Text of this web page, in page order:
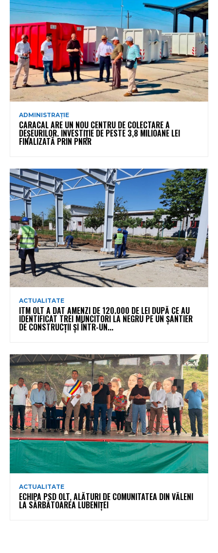
ADMINISTRAȚIE
CARACAL ARE UN NOU CENTRU DE COLECTARE A
DEȘEURILOR. INVESTIȚIE DE PESTE 3,8 MILIOANE LEI
FINALIZATĂ PRIN PNRR
ACTUALITATE
ITM OLT A DAT AMENZI DE 120.000 DE LEI DUPĂ CE AU
IDENTIFICAT TREI MUNCITORI LA NEGRU PE UN ȘANTIER
DE CONSTRUCȚII ȘI ÎNTR-UN...
ACTUALITATE
ECHIPA PSD OLT, ALĂTURI DE COMUNITATEA DIN VĂLENI
LA SĂRBĂTOAREA LUBENIȚEI